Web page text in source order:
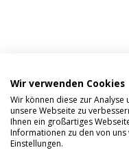
Wir verwenden Cookies
Wir können diese zur
unsere Webseite zu
Ihnen ein großartiges
Informationen zu den von
Einstellungen.